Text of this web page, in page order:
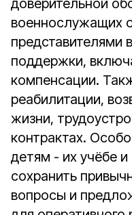
доверительной
военнослужащих
представителями
поддержки,
компенсации.
реабилитации,
жизни,
контрактах.
детям - их учёбе
сохранить
вопросы и